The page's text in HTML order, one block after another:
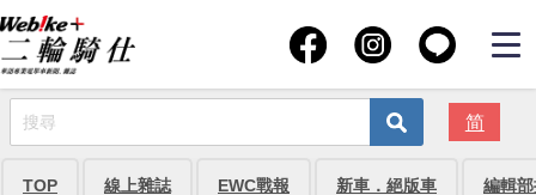
简
TOP 線上雜誌 EWC戰報 新車．絕版車 編輯